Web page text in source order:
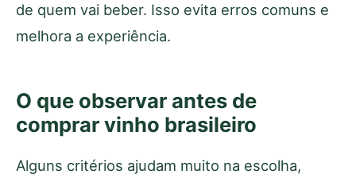
de quem vai beber. Isso evita erros comuns e
melhora a experiência.
O que observar antes de
comprar vinho brasileiro
Alguns critérios ajudam muito na escolha,